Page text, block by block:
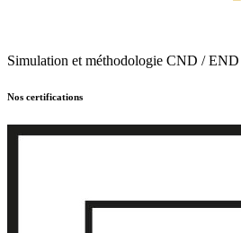
Simulation et méthodologie CND / END
Nos certifications